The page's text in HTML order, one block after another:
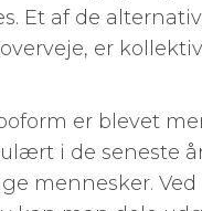
Et af de
er kollektiv
er blevet
i de seneste
mennesker. Ved